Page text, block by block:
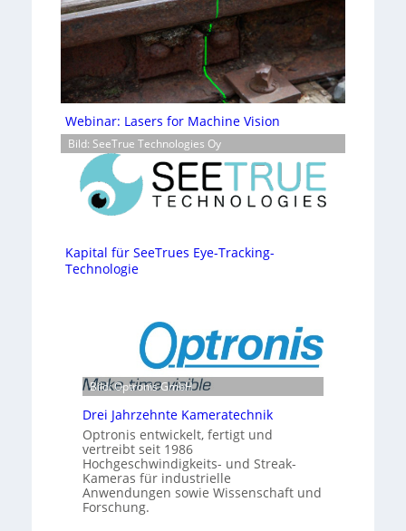
Webinar: Lasers for Machine Vision
Bild: SeeTrue Technologies Oy
Kapital für SeeTrues Eye-Tracking-
Technologie
Bild: Optronis GmbH
Drei Jahrzehnte Kameratechnik
Optronis entwickelt, fertigt und
vertreibt seit 1986
Hochgeschwindigkeits- und Streak-
Kameras für industrielle
Anwendungen sowie Wissenschaft und
Forschung.